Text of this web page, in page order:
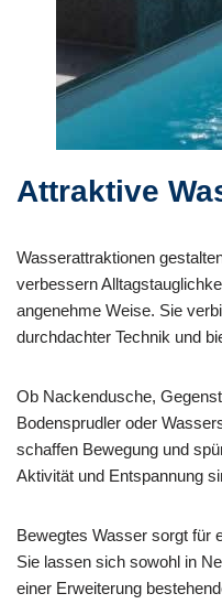
Attraktive
Wasserattraktionen
verbessern
angenehme Weise. Sie
durchdachter Technik und
Ob Nackendusche,
Bodensprudler oder
schaffen Bewegung und
Aktivität und Entspannung
Bewegtes Wasser sorgt für
Sie lassen sich sowohl in
einer Erweiterung